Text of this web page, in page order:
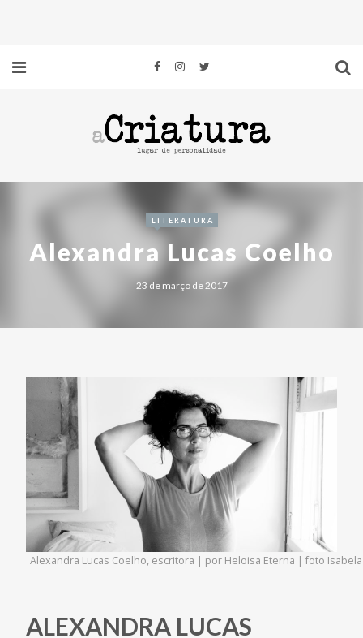
LITERATURA
Alexandra Lucas Coelho
23 de março de 2017
Alexandra Lucas Coelho, escritora | por Heloisa Eterna | foto
ALEXANDRA LUCAS